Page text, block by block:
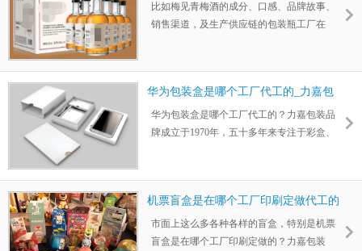
比如梅见青梅酒的成分、口感、品牌故事、
销售渠道，及生产供应链的包装瓶工厂在
华为包装盒是哪个工厂代工的_力嘉包
装
华为包装盒是哪个工厂代工的？力嘉包装品
牌成立于1970年，五十多年来专注于彩盒、
机票盲盒是在哪个工厂印刷定做代工的
_力嘉包装印刷
市面上这么多各种各样的盲盒，特别是机票
盲盒是在哪个工厂印刷定做的？力嘉包装